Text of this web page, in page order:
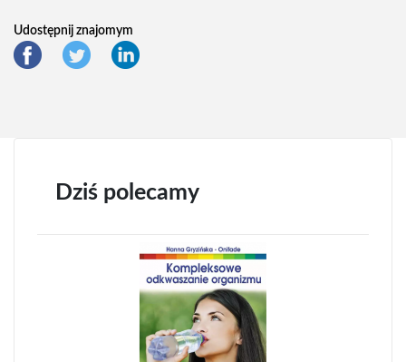
Dziś polecamy
Udostępnij znajomym